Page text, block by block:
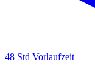
48 Std Vorlaufzeit